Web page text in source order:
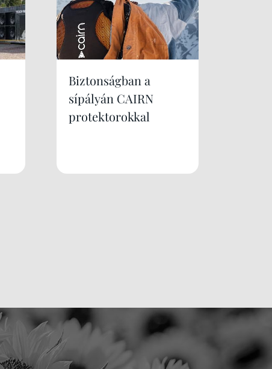
Biztonságban a
sípályán CAIRN
protektorokkal